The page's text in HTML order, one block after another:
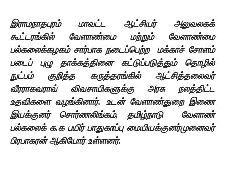
இராமநாதபுரம் மாவட்ட ஆட்சியர் அலுவலகக்
கூட்டரங்கில் வேளாண்மை மற்றும் வேளாண்மை
பல்கலைக்கழகம் சார்பாக நடைப்பெற்ற மக்காச் சோளம்
படைப் புழு தாக்கத்தினை கட்டுப்படுத்தும் தொழில்
நுட்பம் குறித்த கருத்தரங்கில் ஆட்சித்தலைவர்
வீரராகவராவ் விவசாயிகளுக்கு அரசு நலத்திட்ட
உதவிகளை வழங்கினார். உடன் வேளாண்துறை இணை
இயக்குனர் சொர்ணலிங்கம், தமிழ்நாடு வேளாண்
பல்கலைக் க.க பயிர் பாதுகாப்பு மையியக்குனர்முனைவர்
பிரபாகரன் ஆகியோர் உள்ளனர்.